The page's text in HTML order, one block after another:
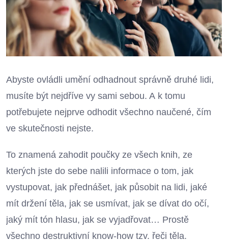
Abyste ovládli umění odhadnout správně druhé lidi,
musíte být nejdříve vy sami sebou. A k tomu
potřebujete nejprve odhodit všechno naučené, čím
ve skutečnosti nejste.
To znamená zahodit poučky ze všech knih, ze
kterých jste do sebe nalili informace o tom, jak
vystupovat, jak přednášet, jak působit na lidi, jaké
mít držení těla, jak se usmívat, jak se dívat do očí,
jaký mít tón hlasu, jak se vyjadřovat… Prostě
všechno destruktivní know-how tzv. řeči těla.